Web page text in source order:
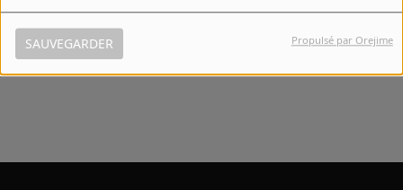
SAUVEGARDER Propulsé par Orejime